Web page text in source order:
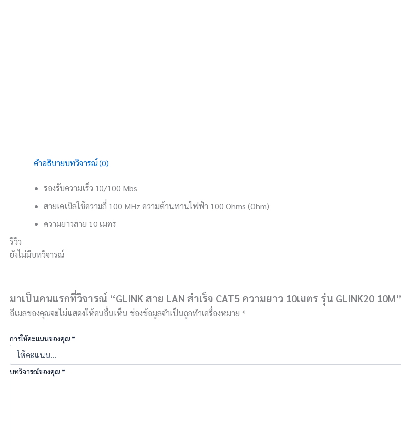
คำอธิบายบทวิจารณ์ (0)
รองรับความเร็ว 10/100 Mbs
สายเคเบิลใช้ความถี่ 100 MHz ความต้านทานไฟฟ้า 100 Ohms (Ohm)
ความยาวสาย 10 เมตร
รีวิว
ยังไม่มีบทวิจารณ์
มาเป็นคนแรกที่วิจารณ์ “GLINK สาย LAN สำเร็จ CAT5 ความยาว 10เมตร รุ่น GLINK20 10M”
อีเมลของคุณจะไม่แสดงให้คนอื่นเห็น ช่องข้อมูลจำเป็นถูกทำเครื่องหมาย *
การให้คะแนนของคุณ *
บทวิจารณ์ของคุณ *